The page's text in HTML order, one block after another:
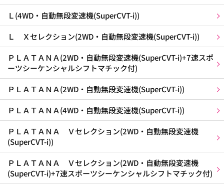
Ｌ(4WD・自動無段変速機(SuperCVT-i))
Ｌ Ｘセレクション(2WD・自動無段変速機(SuperCVT-i))
ＰＬＡＴＡＮＡ(2WD・自動無段変速機(SuperCVT-i)+7速スポ
ーツシーケンシャルシフトマチック付)
ＰＬＡＴＡＮＡ(2WD・自動無段変速機(SuperCVT-i))
ＰＬＡＴＡＮＡ(4WD・自動無段変速機(SuperCVT-i))
ＰＬＡＴＡＮＡ Ｖセレクション(2WD・自動無段変速機
(SuperCVT-i))
ＰＬＡＴＡＮＡ Ｖセレクション(2WD・自動無段変速機
(SuperCVT-i)+7速スポーツシーケンシャルシフトマチック付)